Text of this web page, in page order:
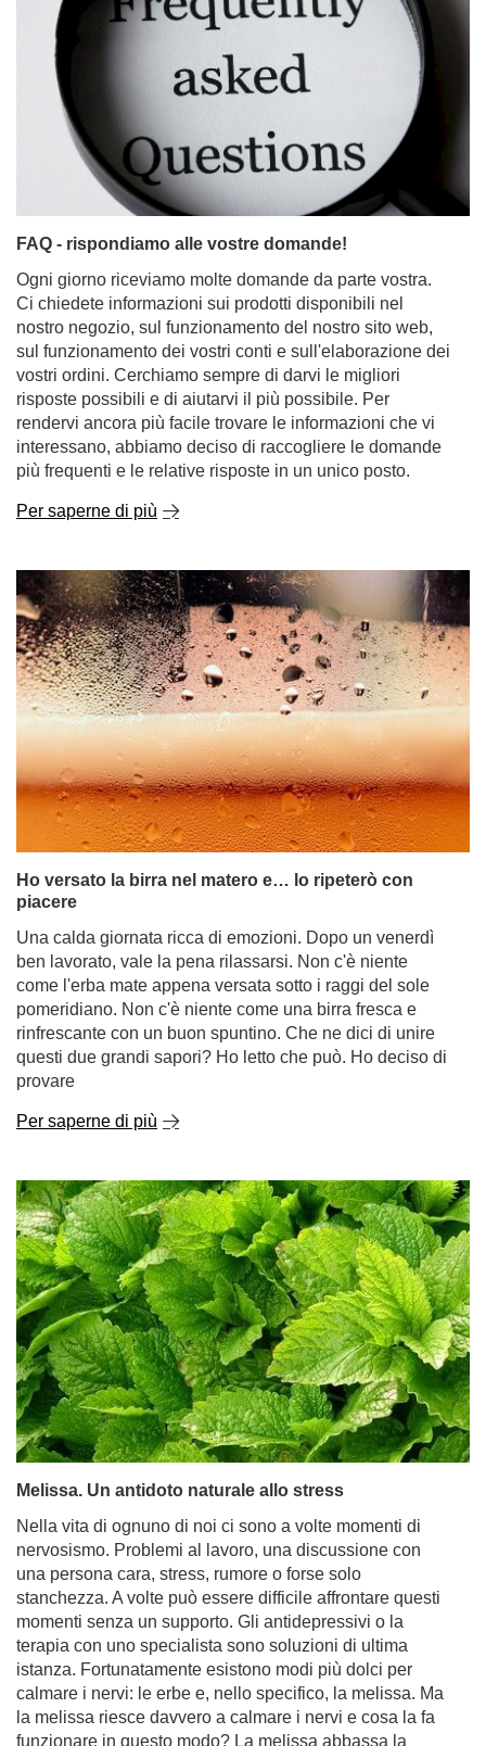
FAQ - rispondiamo alle vostre domande!
Ogni giorno riceviamo molte domande da parte vostra.
Ci chiedete informazioni sui prodotti disponibili nel
nostro negozio, sul funzionamento del nostro sito web,
sul funzionamento dei vostri conti e sull'elaborazione dei
vostri ordini. Cerchiamo sempre di darvi le migliori
risposte possibili e di aiutarvi il più possibile. Per
rendervi ancora più facile trovare le informazioni che vi
interessano, abbiamo deciso di raccogliere le domande
più frequenti e le relative risposte in un unico posto.
Per saperne di più
Ho versato la birra nel matero e… lo ripeterò con
piacere
Una calda giornata ricca di emozioni. Dopo un venerdì
ben lavorato, vale la pena rilassarsi. Non c'è niente
come l'erba mate appena versata sotto i raggi del sole
pomeridiano. Non c'è niente come una birra fresca e
rinfrescante con un buon spuntino. Che ne dici di unire
questi due grandi sapori? Ho letto che può. Ho deciso di
provare
Per saperne di più
Melissa. Un antidoto naturale allo stress
Nella vita di ognuno di noi ci sono a volte momenti di
nervosismo. Problemi al lavoro, una discussione con
una persona cara, stress, rumore o forse solo
stanchezza. A volte può essere difficile affrontare questi
momenti senza un supporto. Gli antidepressivi o la
terapia con uno specialista sono soluzioni di ultima
istanza. Fortunatamente esistono modi più dolci per
calmare i nervi: le erbe e, nello specifico, la melissa. Ma
la melissa riesce davvero a calmare i nervi e cosa la fa
funzionare in questo modo? La melissa abbassa la